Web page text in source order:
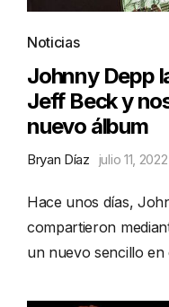
Noticias
Johnny Depp
Jeff Beck y
nuevo álbum
Bryan Díaz julio 11,
Hace unos días,
compartieron
un nuevo sencillo